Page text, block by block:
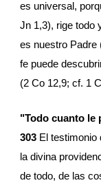
es universal,
Jn 1,3), rige todo
es nuestro Padre
fe puede
(2 Co 12,9; cf. 1
"Todo cuanto le
303 El testimonio
la divina
de todo, de las